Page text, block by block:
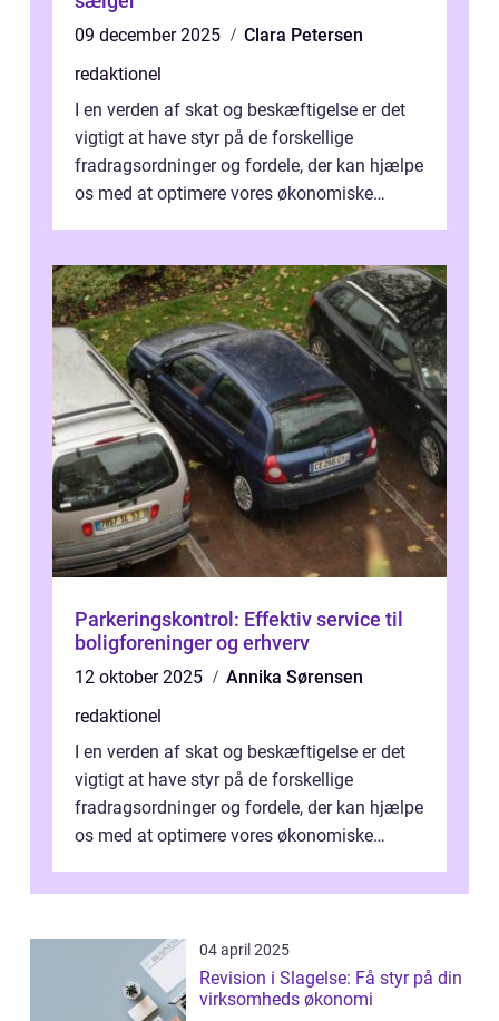
09 december 2025
Clara Petersen
redaktionel
I en verden af skat og beskæftigelse er det
vigtigt at have styr på de forskellige
fradragsordninger og fordele, der kan hjælpe
os med at optimere vores økonomiske
Parkeringskontrol: Effektiv service til
boligforeninger og erhverv
12 oktober 2025
Annika Sørensen
redaktionel
I en verden af skat og beskæftigelse er det
vigtigt at have styr på de forskellige
fradragsordninger og fordele, der kan hjælpe
os med at optimere vores økonomiske
04 april 2025
Revision i Slagelse: Få styr på din
virksomheds økonomi